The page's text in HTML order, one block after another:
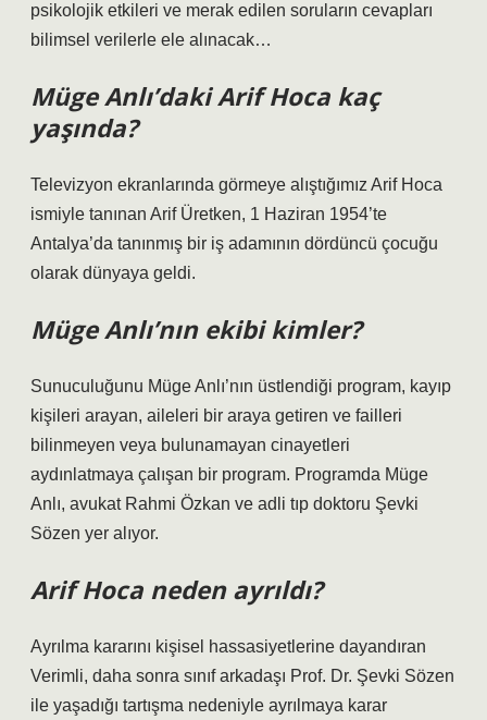
psikolojik etkileri ve merak edilen soruların cevapları
bilimsel verilerle ele alınacak…
Müge Anlı’daki Arif Hoca kaç
yaşında?
Televizyon ekranlarında görmeye alıştığımız Arif Hoca
ismiyle tanınan Arif Üretken, 1 Haziran 1954’te
Antalya’da tanınmış bir iş adamının dördüncü çocuğu
olarak dünyaya geldi.
Müge Anlı’nın ekibi kimler?
Sunuculuğunu Müge Anlı’nın üstlendiği program, kayıp
kişileri arayan, aileleri bir araya getiren ve failleri
bilinmeyen veya bulunamayan cinayetleri
aydınlatmaya çalışan bir program. Programda Müge
Anlı, avukat Rahmi Özkan ve adli tıp doktoru Şevki
Sözen yer alıyor.
Arif Hoca neden ayrıldı?
Ayrılma kararını kişisel hassasiyetlerine dayandıran
Verimli, daha sonra sınıf arkadaşı Prof. Dr. Şevki Sözen
ile yaşadığı tartışma nedeniyle ayrılmaya karar